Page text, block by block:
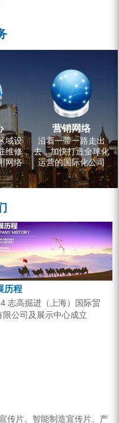
域设
维修
网络
营销网络
沿着一带一路走出
去，加快打造全球化
运营的国际化公司
历程
志高掘进（上海）国际贸
限公司及展示中心成立
传片、智能制造宣传片、产